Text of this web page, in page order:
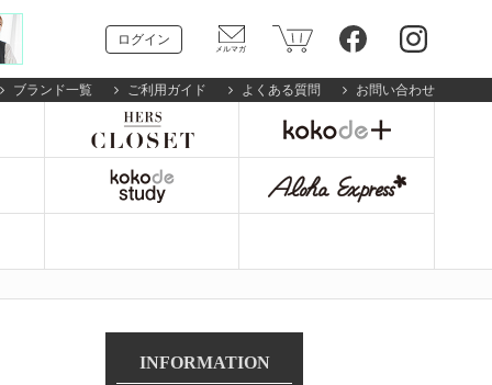
ログイン
ブランド一覧 ご利用ガイド よくある質問 お問い合わせ
INFORMATION